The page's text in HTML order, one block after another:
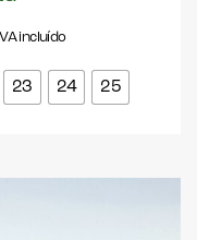
IVA incluído
23 24 25